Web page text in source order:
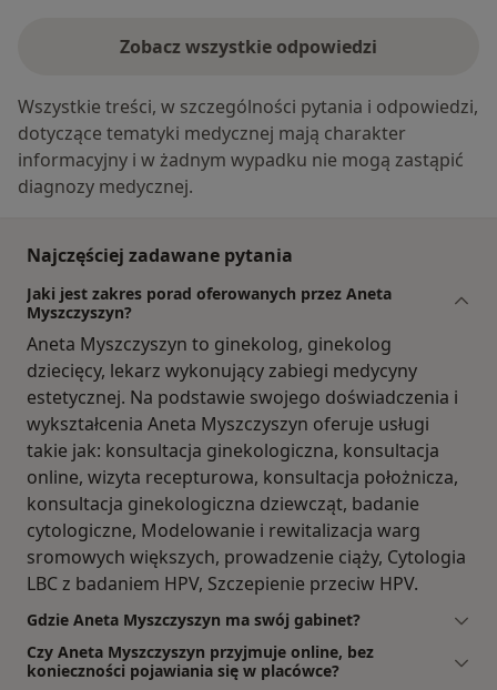
Zobacz wszystkie odpowiedzi
Wszystkie treści, w szczególności pytania i odpowiedzi,
dotyczące tematyki medycznej mają charakter
informacyjny i w żadnym wypadku nie mogą zastąpić
diagnozy medycznej.
Najczęściej zadawane pytania
Jaki jest zakres porad oferowanych przez Aneta
Myszczyszyn?
Aneta Myszczyszyn to ginekolog, ginekolog
dziecięcy, lekarz wykonujący zabiegi medycyny
estetycznej. Na podstawie swojego doświadczenia i
wykształcenia Aneta Myszczyszyn oferuje usługi
takie jak: konsultacja ginekologiczna, konsultacja
online, wizyta recepturowa, konsultacja położnicza,
konsultacja ginekologiczna dziewcząt, badanie
cytologiczne, Modelowanie i rewitalizacja warg
sromowych większych, prowadzenie ciąży, Cytologia
LBC z badaniem HPV, Szczepienie przeciw HPV.
Gdzie Aneta Myszczyszyn ma swój gabinet?
Czy Aneta Myszczyszyn przyjmuje online, bez
konieczności pojawiania się w placówce?